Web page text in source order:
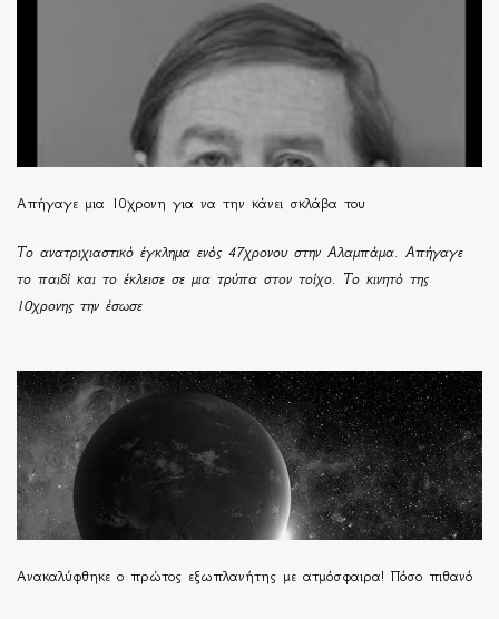
Απήγαγε μια 10χρονη για να την κάνει σκλάβα του
Το ανατριχιαστικό έγκλημα ενός 47χρονου στην Αλαμπάμα. Απήγαγε
το παιδί και το έκλεισε σε μια τρύπα στον τοίχο. Το κινητό της
10χρονης την έσωσε
Ανακαλύφθηκε ο πρώτος εξωπλανήτης με ατμόσφαιρα! Πόσο πιθανό